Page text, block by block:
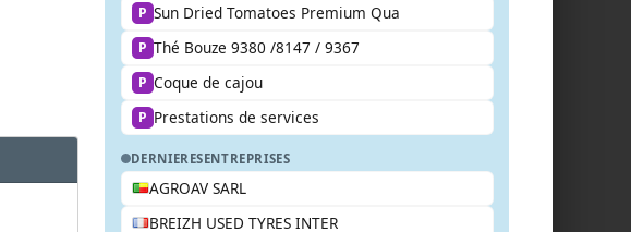
P Sun Dried Tomatoes Premium Qua
P Thé Bouze 9380 /8147 / 9367
P Coque de cajou
P Prestations de services
DERNIERESENTREPRISES
AGROAV SARL
BREIZH USED TYRES INTER